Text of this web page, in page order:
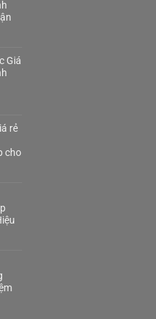
Giá
rẻ
cho